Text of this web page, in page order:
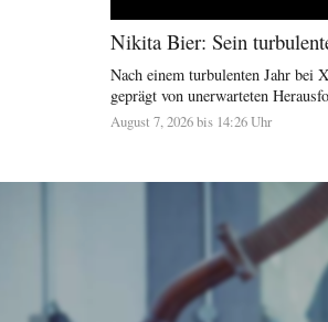
Nikita Bier: Sein
Nach einem turbulenten Jahr bei
geprägt von unerwarteten
August 7, 2026 bis 14:26 Uhr